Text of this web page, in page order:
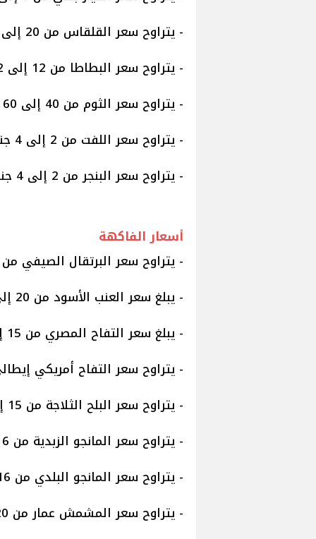
- يتراوح سعر القلقاس من 20 إلى 24 جنيهًا.
- يتراوح سعر البطاطا من 12 إلى 22 جنيهًا.
- يتراوح سعر الثوم من 40 إلى 60 جنيهًا.
- يتراوح سعر اللفت من 2 إلى 4 جنيهات.
- يتراوح سعر البنجر من 2 إلى 4 جنيهات.
أسعار الفاكهة
- يتراوح سعر البرتقال الصيفي من 5.5 إلى 7
- يبلغ سعر العنب الأسود من 20 إلى 30 جنيهًا.
- يبلغ سعر التفاح المصري من 15 إلى 37 جنيهًا.
- يتراوح سعر التفاح أمريكي إيطالي «كرتونة 20 كيلو»
- يتراوح سعر البلح الثلاجة من 15 إلى 21 جنيهًا.
- يتراوح سعر المانجو الزبدية من 16 إلى 22 جنيهًا.
- يتراوح سعر المانجو البلدي من 16 إلى 22 جنيها.
- يتراوح سعر المشمش عمار من 20 إلى 50 جنيها.